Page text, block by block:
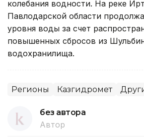
колебания водности. На реке
Павлодарской области
уровня воды за счет
повышенных сбросов из
водохранилища.
Регионы Казгидромет
без автора
Автор